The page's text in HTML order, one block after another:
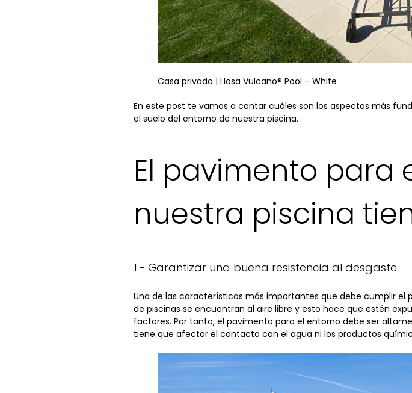
Casa privada | Llosa Vulcano® Pool – White
En este post te vamos a contar cuáles son los aspectos más
el suelo del entorno de nuestra piscina.
El pavimento para
nuestra piscina
1.- Garantizar una buena resistencia al desgaste
Una de las características más importantes que debe cumplir el
de piscinas se encuentran al aire libre y esto hace que estén
factores. Por tanto, el pavimento para el entorno debe ser
tiene que afectar el contacto con el agua ni los productos